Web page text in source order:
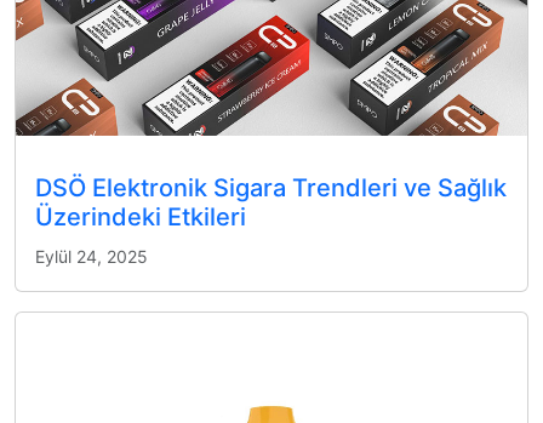
DSÖ Elektronik Sigara Trendleri ve Sağlık
Üzerindeki Etkileri
Eylül 24, 2025